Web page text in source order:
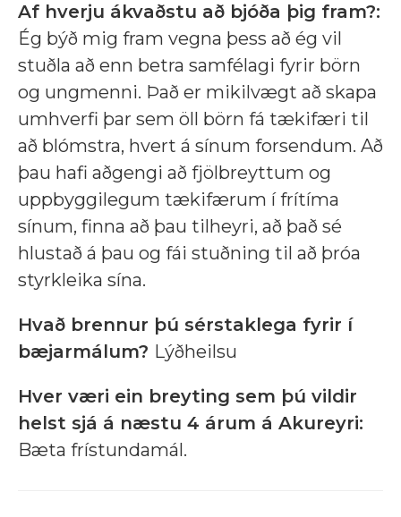
Af hverju ákvaðstu að bjóða þig fram?:
Ég býð mig fram vegna þess að ég vil
stuðla að enn betra samfélagi fyrir börn
og ungmenni. Það er mikilvægt að skapa
umhverfi þar sem öll börn fá tækifæri til
að blómstra, hvert á sínum forsendum. Að
þau hafi aðgengi að fjölbreyttum og
uppbyggilegum tækifærum í frítíma
sínum, finna að þau tilheyri, að það sé
hlustað á þau og fái stuðning til að þróa
styrkleika sína.
Hvað brennur þú sérstaklega fyrir í
bæjarmálum? Lýðheilsu
Hver væri ein breyting sem þú vildir
helst sjá á næstu 4 árum á Akureyri:
Bæta frístundamál.